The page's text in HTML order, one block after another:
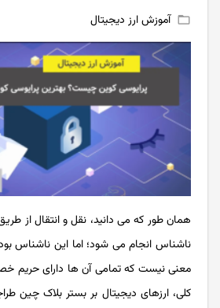
folder_open آموزش ارز دیجیتال
همان طور که می دانید، نقل و انتقال از
ناشناس انجام می شود؛ اما این ناشناس
معنی نیست که تمامی آن ها دارای حریم
کلی، ارزهای دیجیتال بر بستر بلاک چین